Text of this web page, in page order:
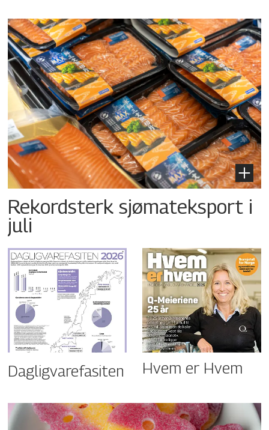
Rekordsterk sjømateksport i
juli
Dagligvarefasiten Hvem er Hvem